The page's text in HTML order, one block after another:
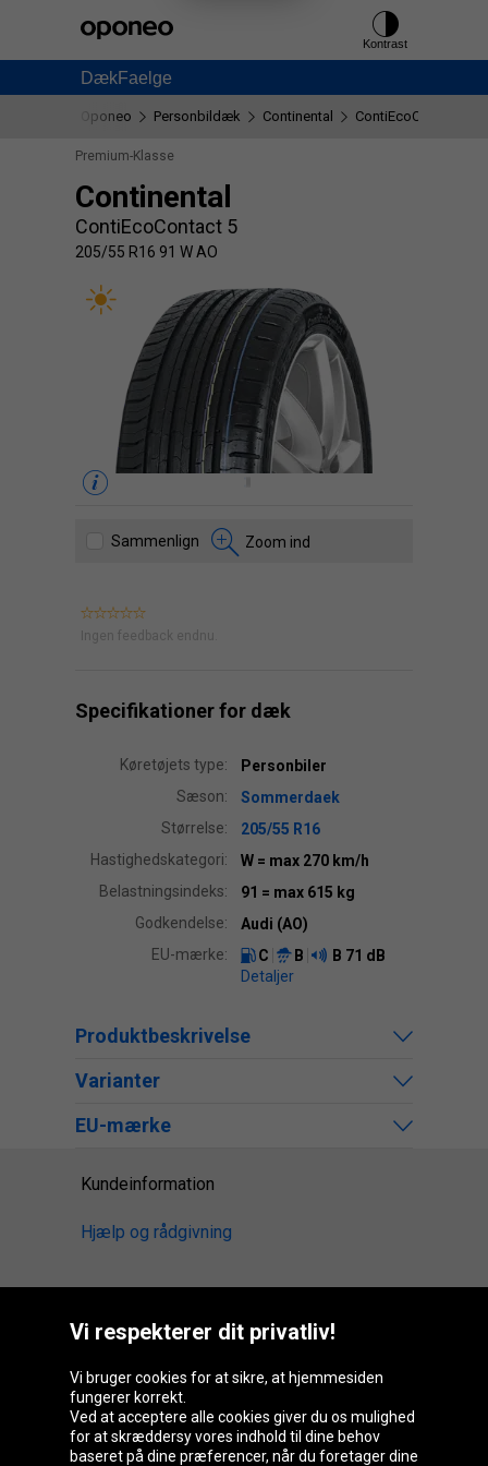
DækFaelge
Kontrast
Oponeo Personbildæk Continental ContiEcoContact 5
Premium-Klasse
Continental
ContiEcoContact 5
205/55 R16 91 W AO
Sammenlign Zoom ind
Ingen feedback endnu.
Specifikationer for dæk
Køretøjets type:
Personbiler
Sæson:
Sommerdaek
Størrelse:
205/55 R16
Hastighedskategori:
W = max 270 km/h
Belastningsindeks:
91 = max 615 kg
Godkendelse:
Audi (AO)
EU-mærke:
C B B 71 dB
Detaljer
Produktbeskrivelse
Varianter
EU-mærke
Kundeinformation
Hjælp og rådgivning
Oponeo-gruppen
Belgique
Česká
republika
Deutschland Éire
Vi respekterer dit privatliv!
Vi bruger cookies for at sikre, at hjemmesiden
fungerer korrekt.
Ved at acceptere alle cookies giver du os mulighed
for at skræddersy vores indhold til dine behov
baseret på dine præferencer, når du foretager dine